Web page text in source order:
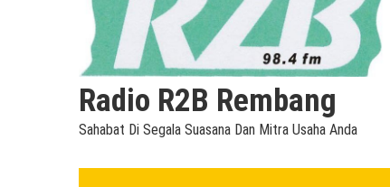
Radio R2B Rembang
Sahabat Di Segala Suasana Dan Mitra Usaha Anda